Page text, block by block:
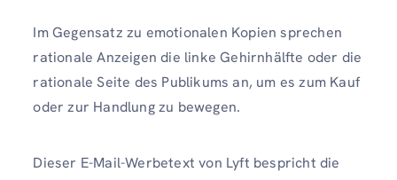
Im Gegensatz zu emotionalen Kopien sprechen
rationale Anzeigen die linke Gehirnhälfte oder die
rationale Seite des Publikums an, um es zum Kauf
oder zur Handlung zu bewegen.
Dieser E-Mail-Werbetext von Lyft bespricht die